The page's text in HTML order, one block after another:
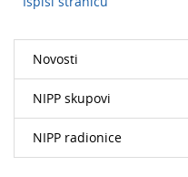
Novosti
NIPP skupovi
NIPP radionice